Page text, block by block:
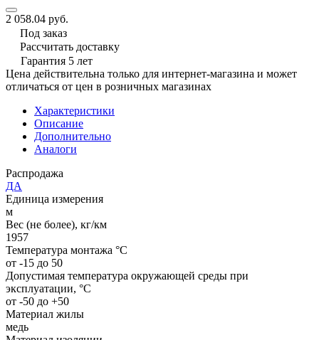
2 058.04 руб.
Под заказ
Рассчитать доставку
Гарантия 5 лет
Цена действительна только для интернет-магазина и может
отличаться от цен в розничных магазинах
Характеристики
Описание
Дополнительно
Аналоги
Распродажа
ДА
Единица измерения
м
Вес (не более), кг/км
1957
Температура монтажа °C
от -15 до 50
Допустимая температура окружающей среды при
эксплуатации, °C
от -50 до +50
Материал жилы
медь